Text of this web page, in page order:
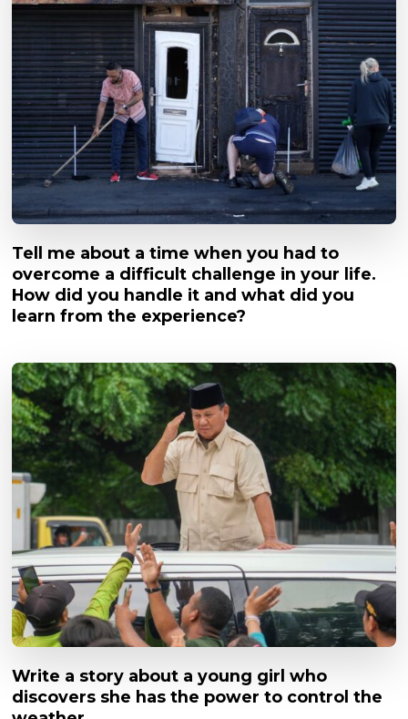
Tell me about a time when you had to
overcome a difficult challenge in your life.
How did you handle it and what did you
learn from the experience?
Write a story about a young girl who
discovers she has the power to control the